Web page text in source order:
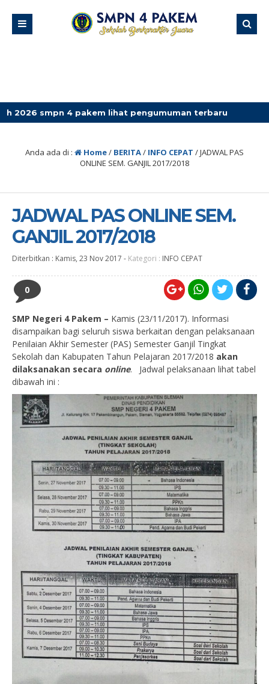
4 pakem lihat pengumuman terbaru
Anda ada di : Home/ BERITA/ INFO CEPAT /JADWAL PAS
ONLINE SEM. GANJIL 2017/2018
JADWAL PAS ONLINE SEM.
GANJIL 2017/2018
Diterbitkan : Kamis, 23 Nov 2017 - Kategori : INFO CEPAT
0
SMP Negeri 4 Pakem – Kamis (23/11/2017). Informasi
disampaikan bagi seluruh siswa berkaitan dengan pelaksanaan
Penilaian Akhir Semester (PAS) Semester Ganjil Tingkat
Sekolah dan Kabupaten Tahun Pelajaran 2017/2018 akan
dilaksanakan secara online. Jadwal pelaksanaan lihat tabel
dibawah ini :